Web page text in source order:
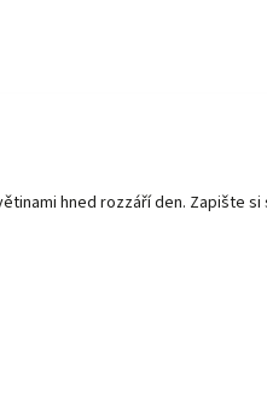
hned rozzáří den. Zapište